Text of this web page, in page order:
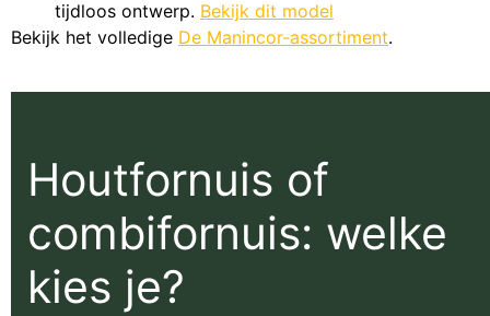
tijdloos ontwerp. Bekijk dit model
Bekijk het volledige De Manincor-assortiment.
Houtfornuis of
combifornuis: welke
kies je?